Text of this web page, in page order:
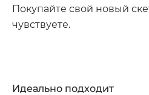
Покупайте свой новый
чувствуете.
Идеально подходит